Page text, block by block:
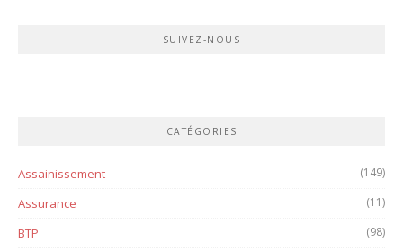
SUIVEZ-NOUS
CATÉGORIES
Assainissement (149)
Assurance (11)
BTP (98)